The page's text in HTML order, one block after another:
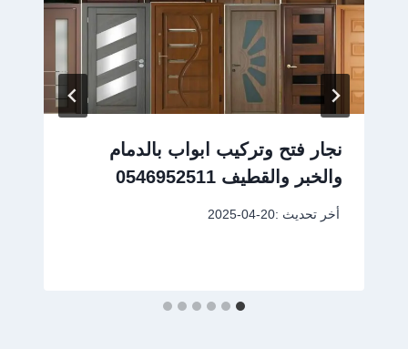
نجار فتح وتركيب ابواب بالدمام
والخبر والقطيف 0546952511
أخر تحديث :2025-04-20